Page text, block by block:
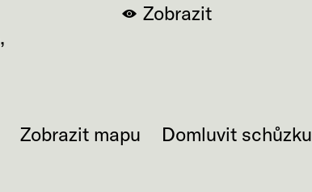
,
Zobrazit
Zobrazit mapu Domluvit schůzku